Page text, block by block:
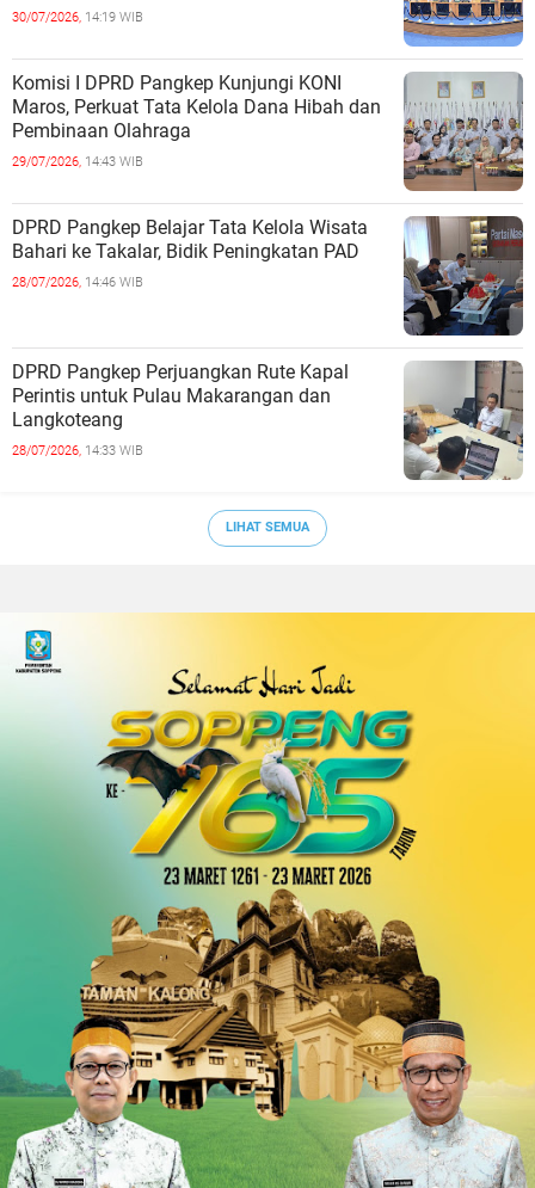
30/07/2026, 14:19 WIB
Komisi I DPRD Pangkep Kunjungi KONI
Maros, Perkuat Tata Kelola Dana Hibah dan
Pembinaan Olahraga
29/07/2026, 14:43 WIB
DPRD Pangkep Belajar Tata Kelola Wisata
Bahari ke Takalar, Bidik Peningkatan PAD
28/07/2026, 14:46 WIB
DPRD Pangkep Perjuangkan Rute Kapal
Perintis untuk Pulau Makarangan dan
Langkoteang
28/07/2026, 14:33 WIB
LIHAT SEMUA